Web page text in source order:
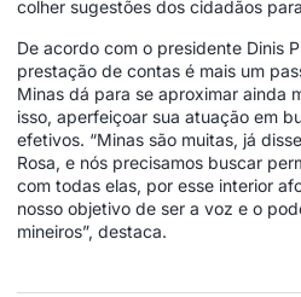
colher sugestões dos cidadãos
De acordo com o presidente Dinis
prestação de contas é mais um
Minas dá para se aproximar ainda
isso, aperfeiçoar sua atuação em
efetivos. “Minas são muitas, já
Rosa, e nós precisamos buscar
com todas elas, por esse interior
nosso objetivo de ser a voz e o
mineiros”, destaca.